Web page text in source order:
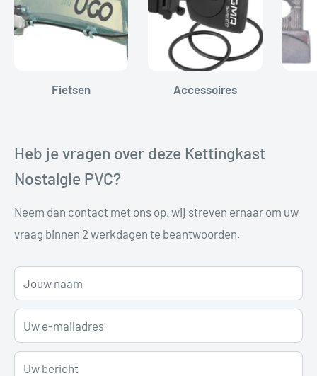
Fietsen Accessoires
Heb je vragen over deze Kettingkast
Nostalgie PVC?
Neem dan contact met ons op, wij streven ernaar om uw
vraag binnen 2 werkdagen te beantwoorden.
Jouw naam
Uw e-mailadres
Uw bericht